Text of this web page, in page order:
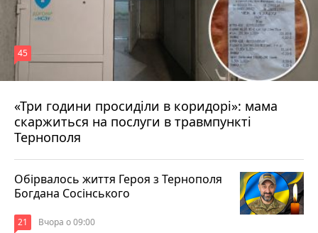
«Три години просиділи в коридорі»: мама
скаржиться на послуги в травмпункті
Тернополя
45
Вчора о 13:05
Обірвалось життя Героя з Тернополя
Богдана Сосінського
21 Вчора о 09:00